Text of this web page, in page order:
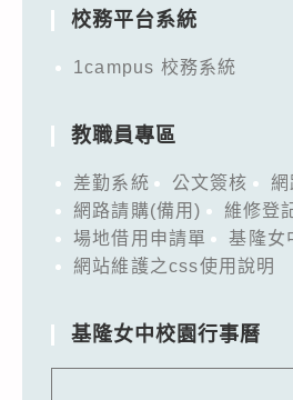
校務平台系統
1campus 校務系統
教職員專區
差勤系統 公文簽核
網
網路請購(備用)
維修登
場地借用申請單
基隆女
網站維護之css使用說明
基隆女中校園行事曆